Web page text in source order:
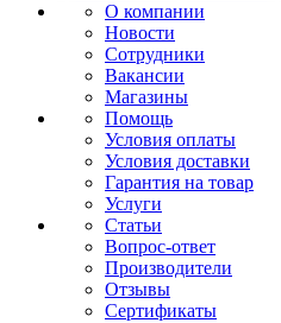
О компании
Новости
Сотрудники
Вакансии
Магазины
Помощь
Условия оплаты
Условия доставки
Гарантия на товар
Услуги
Статьи
Вопрос-ответ
Производители
Отзывы
Сертификаты